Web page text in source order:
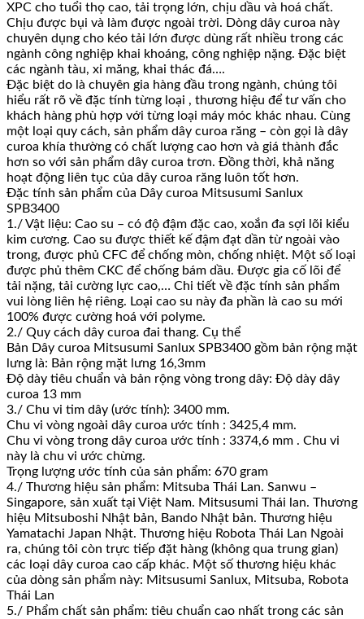
XPC cho tuổi thọ cao, tải trọng lớn, chịu dầu và hoá chất.
Chịu được bụi và làm được ngoài trời. Dòng dây curoa này
chuyên dụng cho kéo tải lớn được dùng rất nhiều trong các
ngành công nghiệp khai khoáng, công nghiệp nặng. Đặc biệt
các ngành tàu, xi măng, khai thác đá….
Đặc biệt do là chuyên gia hàng đầu trong ngành, chúng tôi
hiểu rất rõ về đặc tính từng loại , thương hiệu để tư vấn cho
khách hàng phù hợp với từng loại máy móc khác nhau. Cùng
một loại quy cách, sản phẩm dây curoa răng – còn gọi là dây
curoa khía thường có chất lượng cao hơn và giá thành đắc
hơn so với sản phẩm dây curoa trơn. Đồng thời, khả năng
hoạt động liên tục của dây curoa răng luôn tốt hơn.
Đặc tính sản phẩm của Dây curoa Mitsusumi Sanlux
SPB3400
1./ Vật liệu: Cao su – có độ đậm đặc cao, xoắn đa sợi lõi kiểu
kim cương. Cao su được thiết kế đậm đạt dần từ ngoài vào
trong, được phủ CFC để chống mòn, chống nhiệt. Một số loại
được phủ thêm CKC để chống bám dầu. Được gia cố lõi để
tải nặng, tải cường lực cao,… Chi tiết về đặc tính sản phẩm
vui lòng liên hệ riêng. Loại cao su này đa phần là cao su mới
100% được cường hoá với polyme.
2./ Quy cách dây curoa đai thang. Cụ thể
Bản Dây curoa Mitsusumi Sanlux SPB3400 gồm bản rộng mặt
lưng là: Bản rộng mặt lưng 16,3mm
Độ dày tiêu chuẩn và bản rộng vòng trong dây: Độ dày dây
curoa 13 mm
3./ Chu vi tim dây (ước tính): 3400 mm.
Chu vi vòng ngoài dây curoa ước tính : 3425,4 mm.
Chu vi vòng trong dây curoa ước tính : 3374,6 mm . Chu vi
này là chu vi ước chừng.
Trọng lượng ước tính của sản phẩm: 670 gram
4./ Thương hiệu sản phẩm: Mitsuba Thái Lan. Sanwu –
Singapore, sản xuất tại Việt Nam. Mitsusumi Thái lan. Thương
hiệu Mitsuboshi Nhật bản, Bando Nhật bản. Thương hiệu
Yamatachi Japan Nhật. Thương hiệu Robota Thái Lan Ngoài
ra, chúng tôi còn trực tiếp đặt hàng (không qua trung gian)
các loại dây curoa cao cấp khác. Một số thương hiệu khác
của dòng sản phẩm này: Mitsusumi Sanlux, Mitsuba, Robota
Thái Lan
5./ Phẩm chất sản phẩm: tiêu chuẩn cao nhất trong các sản